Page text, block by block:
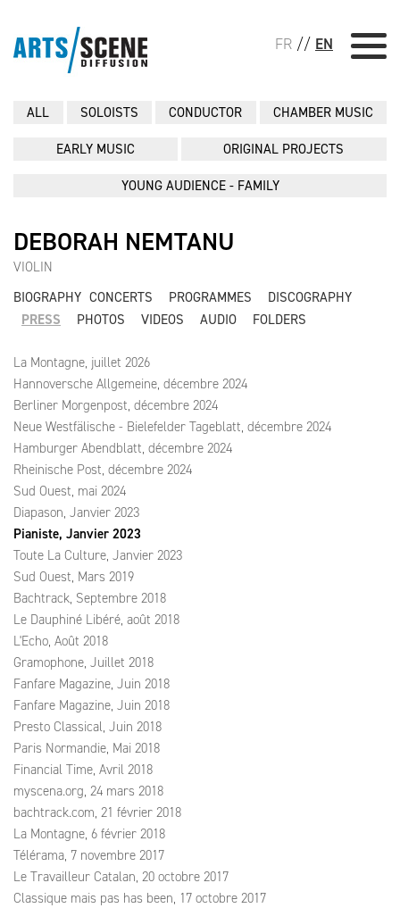
FR // EN
ALL SOLOISTS CONDUCTOR CHAMBER MUSIC
EARLY MUSIC ORIGINAL PROJECTS
YOUNG AUDIENCE - FAMILY
DEBORAH NEMTANU
VIOLIN
BIOGRAPHY CONCERTS PROGRAMMES
DISCOGRAPHY
PRESS
PHOTOS VIDEOS AUDIO FOLDERS
La Montagne, juillet 2026
Hannoversche Allgemeine, décembre 2024
Berliner Morgenpost, décembre 2024
Neue Westfälische - Bielefelder Tageblatt, décembre 2024
Hamburger Abendblatt, décembre 2024
Rheinische Post, décembre 2024
Sud Ouest, mai 2024
Diapason, Janvier 2023
Pianiste, Janvier 2023
Toute La Culture, Janvier 2023
Sud Ouest, Mars 2019
Bachtrack, Septembre 2018
Le Dauphiné Libéré, août 2018
L'Echo, Août 2018
Gramophone, Juillet 2018
Fanfare Magazine, Juin 2018
Fanfare Magazine, Juin 2018
Presto Classical, Juin 2018
Paris Normandie, Mai 2018
Financial Time, Avril 2018
myscena.org, 24 mars 2018
bachtrack.com, 21 février 2018
La Montagne, 6 février 2018
Télérama, 7 novembre 2017
Le Travailleur Catalan, 20 octobre 2017
Classique mais pas has been, 17 octobre 2017